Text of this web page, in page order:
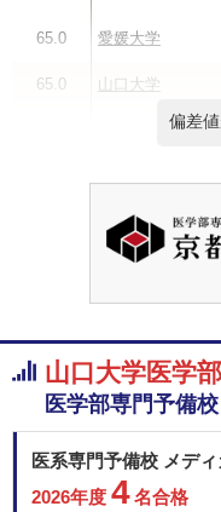
65.0 愛媛大学
65.0 山口大学
聖マリアンナ医
高知大学
香川大学
偏差値
偏差
山口大学医学部
医学部専門予備
医系専門予備校 メデ
2026年度 4名合格